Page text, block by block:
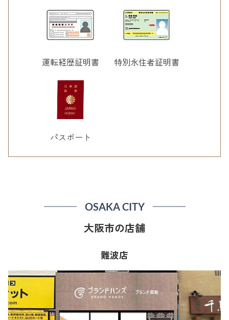
運転経歴証明書 特別永住者証明書
パスポート
OSAKA CITY
大阪市の店舗
難波店